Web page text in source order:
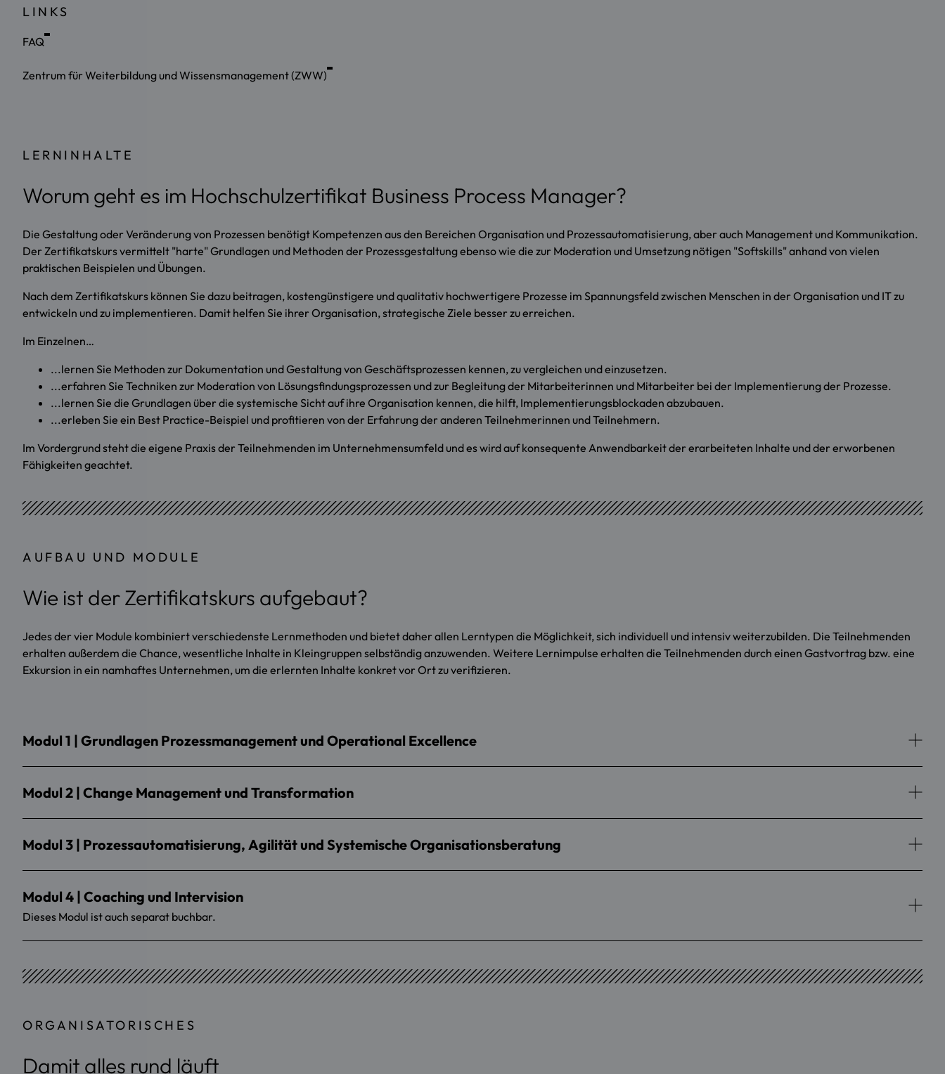
LINKS
FAQ
Zentrum für Weiterbildung und Wissensmanagement (ZWW)
LERNINHALTE
Worum geht es im Hochschulzertifikat Business Process Manager?
Die Gestaltung oder Veränderung von Prozessen benötigt Kompetenzen aus den Bereichen Organisation und Prozessautomatisierung, aber auch Management und Kommunikation.
Der Zertifikatskurs vermittelt "harte" Grundlagen und Methoden der Prozessgestaltung ebenso wie die zur Moderation und Umsetzung nötigen "Softskills" anhand von vielen
praktischen Beispielen und Übungen.
Nach dem Zertifikatskurs können Sie dazu beitragen, kostengünstigere und qualitativ hochwertigere Prozesse im Spannungsfeld zwischen Menschen in der Organisation und IT zu
entwickeln und zu implementieren. Damit helfen Sie ihrer Organisation, strategische Ziele besser zu erreichen.
Im Einzelnen…
...lernen Sie Methoden zur Dokumentation und Gestaltung von Geschäftsprozessen kennen, zu vergleichen und einzusetzen.
...erfahren Sie Techniken zur Moderation von Lösungsfindungsprozessen und zur Begleitung der Mitarbeiterinnen und Mitarbeiter bei der Implementierung der Prozesse.
...lernen Sie die Grundlagen über die systemische Sicht auf ihre Organisation kennen, die hilft, Implementierungsblockaden abzubauen.
...erleben Sie ein Best Practice-Beispiel und profitieren von der Erfahrung der anderen Teilnehmerinnen und Teilnehmern.
Im Vordergrund steht die eigene Praxis der Teilnehmenden im Unternehmensumfeld und es wird auf konsequente Anwendbarkeit der erarbeiteten Inhalte und der erworbenen
Fähigkeiten geachtet.
AUFBAU UND MODULE
Wie ist der Zertifikatskurs aufgebaut?
Jedes der vier Module kombiniert verschiedenste Lernmethoden und bietet daher allen Lerntypen die Möglichkeit, sich individuell und intensiv weiterzubilden. Die Teilnehmenden
erhalten außerdem die Chance, wesentliche Inhalte in Kleingruppen selbständig anzuwenden. Weitere Lernimpulse erhalten die Teilnehmenden durch einen Gastvortrag bzw. eine
Exkursion in ein namhaftes Unternehmen, um die erlernten Inhalte konkret vor Ort zu verifizieren.
Modul 1 | Grundlagen Prozessmanagement und Operational Excellence
Modul 2 | Change Management und Transformation
Modul 3 | Prozessautomatisierung, Agilität und Systemische Organisationsberatung
Modul 4 | Coaching und Intervision
Dieses Modul ist auch separat buchbar.
ORGANISATORISCHES
Damit alles rund läuft